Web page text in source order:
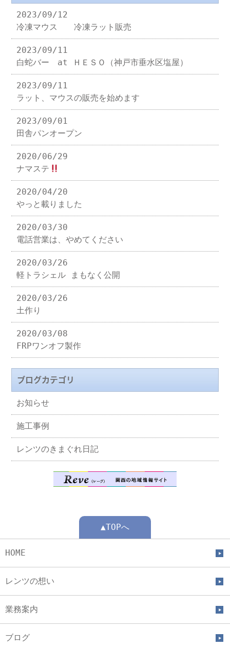
2023/09/12
冷凍マウス 冷凍ラット販売
2023/09/11
白蛇バー at ＨＥＳＯ（神戸市垂水区塩屋）
2023/09/11
ラット、マウスの販売を始めます
2023/09/01
田舎パンオープン
2020/06/29
ナマステ
2020/04/20
やっと載りました
2020/03/30
電話営業は、やめてください
2020/03/26
軽トラシェル まもなく公開
2020/03/26
土作り
2020/03/08
FRPワンオフ製作
ブログカテゴリ
お知らせ
施工事例
レンツのきまぐれ日記
▲TOPへ
HOME
レンツの想い
業務案内
ブログ